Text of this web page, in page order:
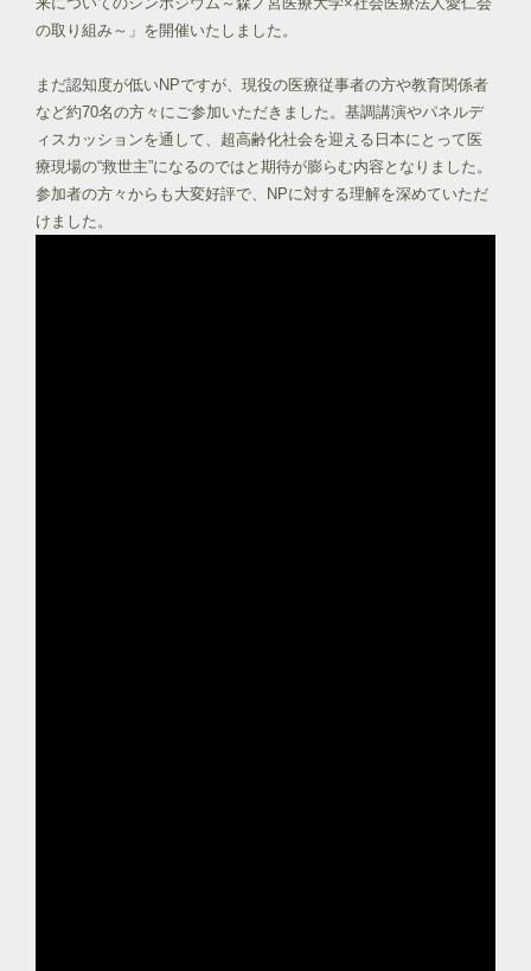
の取り組み～」を開催いたしました。
まだ認知度が低いNPですが、現役の医療従事者の方や教育関係者
など約70名の方々にご参加いただきました。基調講演やパネルデ
ィスカッションを通して、超高齢化社会を迎える日本にとって医
療現場の“救世主”になるのではと期待が膨らむ内容となりました。
参加者の方々からも大変好評で、NPに対する理解を深めていただ
けました。